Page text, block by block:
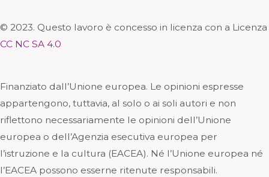
© 2023. Questo lavoro è concesso in licenza con a Licenza
CC NC SA 4.0
Finanziato dall’Unione europea. Le opinioni espresse
appartengono, tuttavia, al solo o ai soli autori e non
riflettono necessariamente le opinioni dell’Unione
europea o dell’Agenzia esecutiva europea per
l’istruzione e la cultura (EACEA). Né l’Unione europea né
l’EACEA possono esserne ritenute responsabili.